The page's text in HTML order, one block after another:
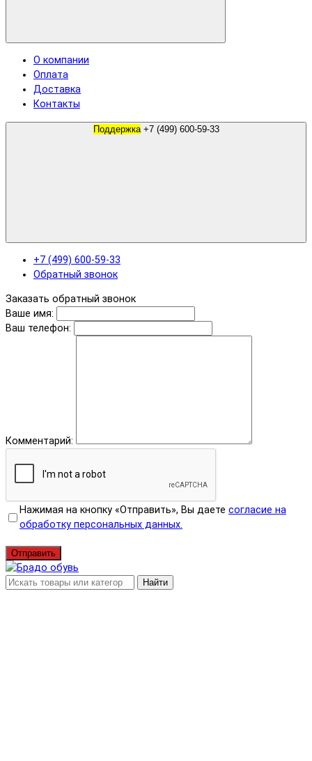
О компании
Оплата
Доставка
Контакты
Поддержка +7 (499) 600-59-33
+7 (499) 600-59-33
Обратный звонок
Заказать обратный звонок
Ваше имя:
Ваш телефон:
Комментарий:
Нажимая на кнопку «Отправить», Вы даете согласие на
обработку персональных данных.
Отправить
Найти